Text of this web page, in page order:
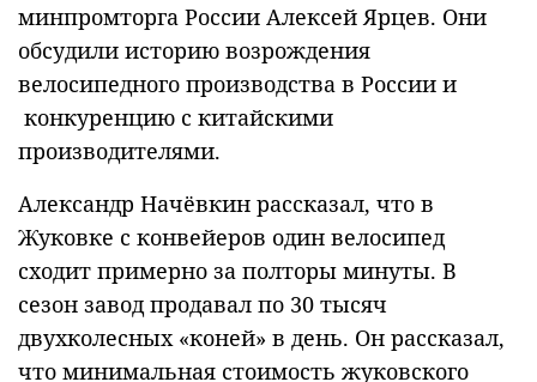
минпромторга России Алексей Ярцев. Они
обсудили историю возрождения
велосипедного производства в России и
конкуренцию с китайскими
производителями.
Александр Начёвкин рассказал, что в
Жуковке с конвейеров один велосипед
сходит примерно за полторы минуты. В
сезон завод продавал по 30 тысяч
двухколесных «коней» в день. Он рассказал,
что минимальная стоимость жуковского